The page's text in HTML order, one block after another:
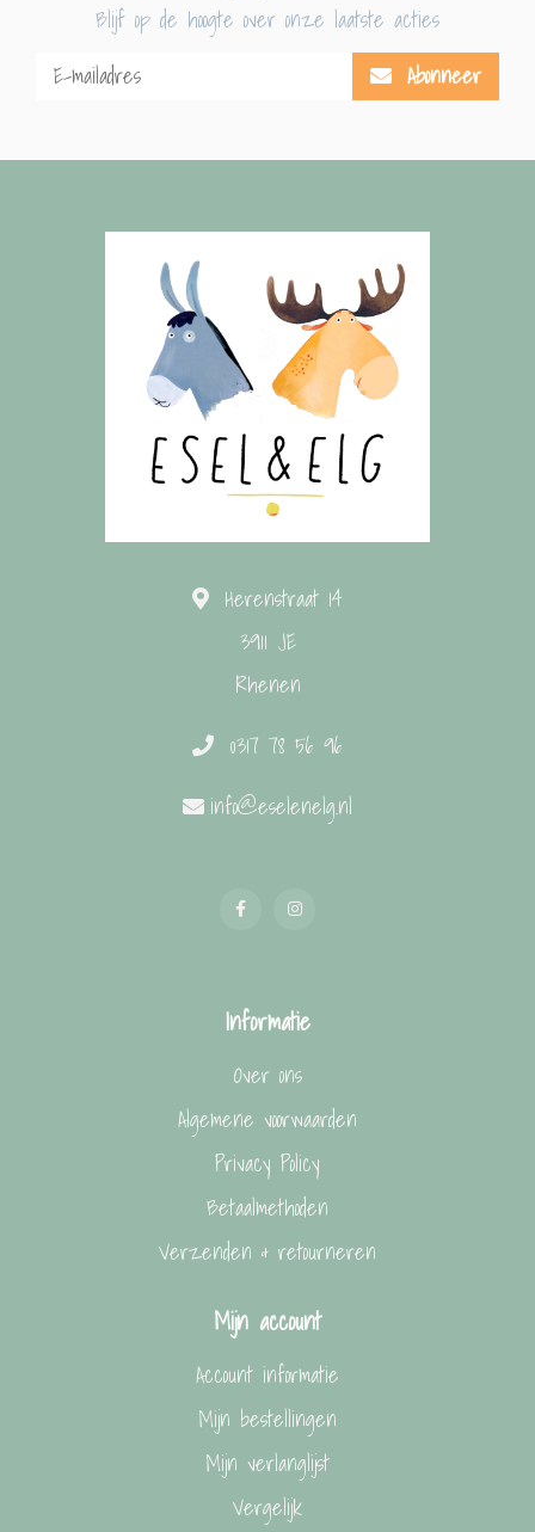
Blijf op de hoogte over onze laatste acties
Abonneer
Herenstraat 14
3911 JE
Rhenen
0317 78 56 96
info@eselenelg.nl
Informatie
Over ons
Algemene voorwaarden
Privacy Policy
Betaalmethoden
Verzenden & retourneren
Mijn account
Account informatie
Mijn bestellingen
Mijn verlanglijst
Vergelijk